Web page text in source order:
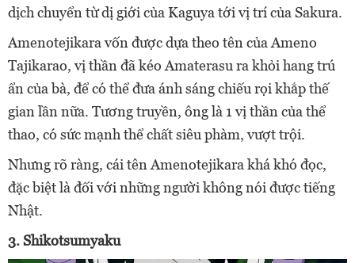
dịch chuyển từ dị giới của Kaguya tới vị trí của Sakura.
Amenotejikara vốn được dựa theo tên của Ameno
Tajikarao, vị thần đã kéo Amaterasu ra khỏi hang trú
ẩn của bà, để có thể đưa ánh sáng chiếu rọi khắp thế
gian lần nữa. Tương truyền, ông là 1 vị thần của thể
thao, có sức mạnh thể chất siêu phàm, vượt trội.
Nhưng rõ ràng, cái tênAmenotejikara khá khó đọc,
đặc biệt là đối với những người không nói được tiếng
Nhật.
3. Shikotsumyaku